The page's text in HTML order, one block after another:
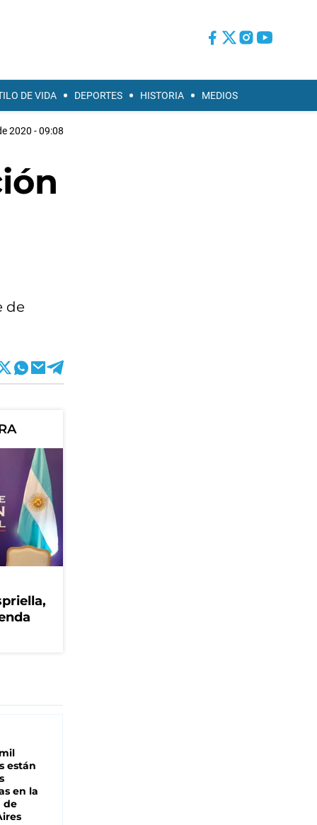
DE VIDA DEPORTES HISTORIA MEDIOS
2020 - 09:08
de
están
en la
de